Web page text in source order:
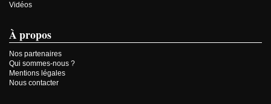
Vidéos
À propos
Nos partenaires
Qui sommes-nous ?
Mentions légales
Nous contacter